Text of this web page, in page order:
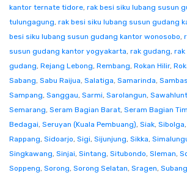
kantor ternate tidore, rak besi siku lubang susun
tulungagung, rak besi siku lubang susun gudang
besi siku lubang susun gudang kantor wonosobo,
susun gudang kantor yogyakarta, rak gudang, rak
gudang, Rejang Lebong, Rembang, Rokan Hilir,
Sabang, Sabu Raijua, Salatiga, Samarinda, Sambas
Sampang, Sanggau, Sarmi, Sarolangun,
Semarang, Seram Bagian Barat, Seram Bagian
Bedagai, Seruyan (Kuala Pembuang), Siak, Sibolga,
Rappang, Sidoarjo, Sigi, Sijunjung, Sikka,
Singkawang, Sinjai, Sintang, Situbondo, Sleman,
Soppeng, Sorong, Sorong Selatan, Sragen, Subang